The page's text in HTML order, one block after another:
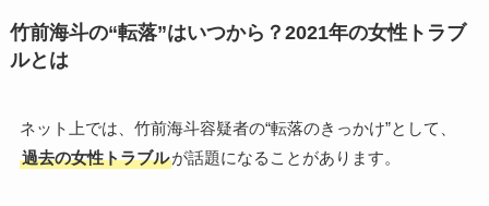
竹前海斗の“転落”はいつから？2021年の女性トラブ
ルとは
ネット上では、竹前海斗容疑者の“転落のきっかけ”として、
過去の女性トラブルが話題になることがあります。